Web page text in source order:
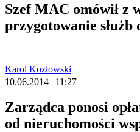
Szef MAC omówił z
przygotowanie służb
Karol Kozłowski
10.06.2014 | 11:27
Zarządca ponosi
od nieruchomości